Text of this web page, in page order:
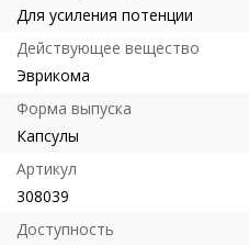
Для усиления потенции
Действующее вещество
Эврикома
Форма выпуска
Капсулы
Артикул
308039
Доступность